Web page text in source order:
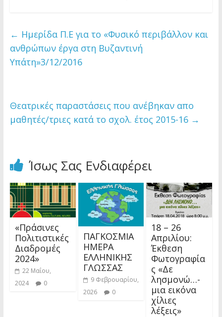
← Ημερίδα Π.Ε για το «Φυσικό περιβάλλον και
ανθρώπων έργα στη Βυζαντινή
Υπάτη»3/12/2016
Θεατρικές παραστάσεις που ανέβηκαν απο
μαθητές/τριες κατά το σχολ. έτος 2015-16 →
Ίσως Σας Ενδιαφέρει
«Πράσινες
Πολιτιστικές
Διαδρομές
2024»
22 Μαΐου,
2024
0
ΠΑΓΚΟΣΜΙΑ
ΗΜΕΡΑ
ΕΛΛΗΝΙΚΗΣ
ΓΛΩΣΣΑΣ
9 Φεβρουαρίου,
2026
0
18 – 26
Απριλίου:
Έκθεση
Φωτογραφία
ς «Δε
λησμονώ…-
μια εικόνα
χίλιες
λέξεις»